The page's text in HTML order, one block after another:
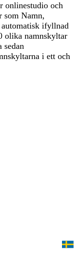
onlinestudio och
som Namn,
ifyllnad
olika namnskyltar
sedan
i ett och